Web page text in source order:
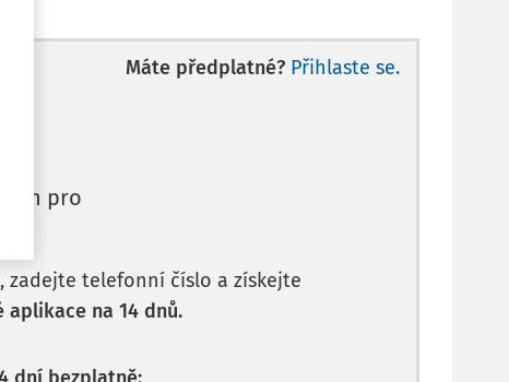
Máte předplatné? Přihlaste se.
jen pro
zadejte telefonní číslo a získejte
na 14 dnů.